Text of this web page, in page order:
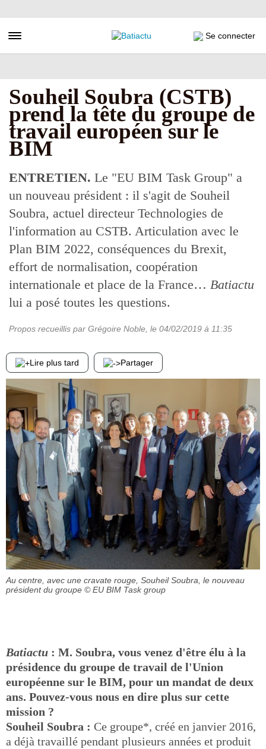
au
principal
Toggle navigation Se connecter
Souheil Soubra (CSTB)
prend la tête du groupe de
travail européen sur le
BIM
ENTRETIEN. Le "EU BIM Task Group" a
un nouveau président : il s'agit de Souheil
Soubra, actuel directeur Technologies de
l'information au CSTB. Articulation avec le
Plan BIM 2022, conséquences du Brexit,
effort de normalisation, coopération
internationale et place de la France… Batiactu
lui a posé toutes les questions.
Propos recueillis par Grégoire Noble , le 04/02/2019 à 11:35
Lire plus tard Partager
Au centre, avec une cravate rouge, Souheil Soubra, le nouveau
président du groupe © EU BIM Task group
Batiactu : M. Soubra, vous venez d'être élu à la
présidence du groupe de travail de l'Union
européenne sur le BIM, pour un mandat de deux
ans. Pouvez-vous nous en dire plus sur cette
mission ?
Souheil Soubra : Ce groupe*, créé en janvier 2016,
a déjà travaillé pendant plusieurs années et produit